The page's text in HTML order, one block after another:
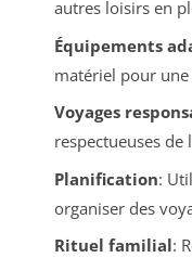
autres loisirs en
Équipements
matériel pour une
Voyages
respectueuses de
Planification:
organiser des
Rituel familial: